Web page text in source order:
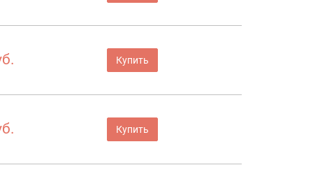
Купить
Купить